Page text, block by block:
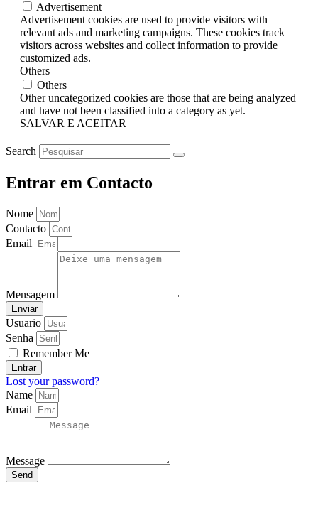
Advertisement
Advertisement cookies are used to provide visitors with
relevant ads and marketing campaigns. These cookies track
visitors across websites and collect information to provide
customized ads.
Others
Others
Other uncategorized cookies are those that are being analyzed
and have not been classified into a category as yet.
SALVAR E ACEITAR
Search
Entrar em Contacto
Nome
Contacto
Email
Mensagem
Enviar
Usuario
Senha
Remember Me
Entrar
Lost your password?
Name
Email
Message
Send